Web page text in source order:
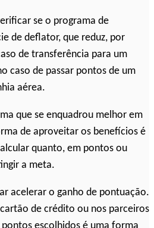
se o programa de
de deflator, que reduz, por
de transferência para um
caso de passar pontos de um
aérea.
que se enquadrou melhor em
de aproveitar os benefícios é
quanto, em pontos ou
a meta.
acelerar o ganho de pontuação.
de crédito ou nos parceiros
escolhidos é uma forma